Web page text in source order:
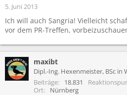
5. Juni 2013
Ich will auch Sangria! Vielleicht
vor dem PR-Treffen,
maxibt
Dipl.-Ing. Hexenmeister, BSc in
Beiträge 18.831
Ort
Nürnberg